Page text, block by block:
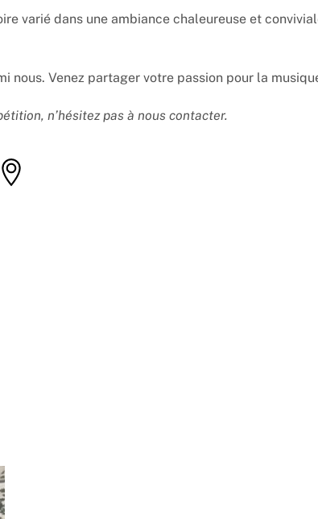
varié dans une ambiance chaleureuse et
nous. Venez partager votre passion pour la
n’hésitez pas à nous contacter.